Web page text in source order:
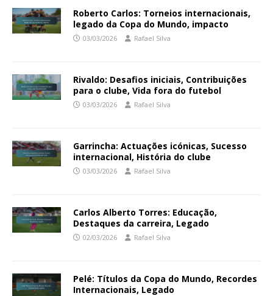
Roberto Carlos: Torneios internacionais,
legado da Copa do Mundo, impacto
03/03/2026 Rafael Silva
Rivaldo: Desafios iniciais, Contribuições
para o clube, Vida fora do futebol
03/03/2026 Rafael Silva
Garrincha: Actuações icónicas, Sucesso
internacional, História do clube
03/03/2026 Rafael Silva
Carlos Alberto Torres: Educação,
Destaques da carreira, Legado
02/03/2026 Rafael Silva
Pelé: Títulos da Copa do Mundo, Recordes
Internacionais, Legado